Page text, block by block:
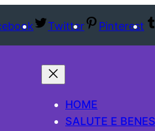
Twitter Pinterest
HOME
SALUTE E